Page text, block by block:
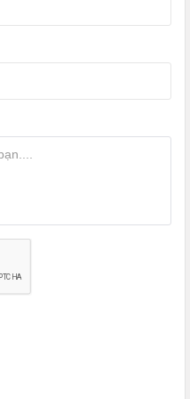
35